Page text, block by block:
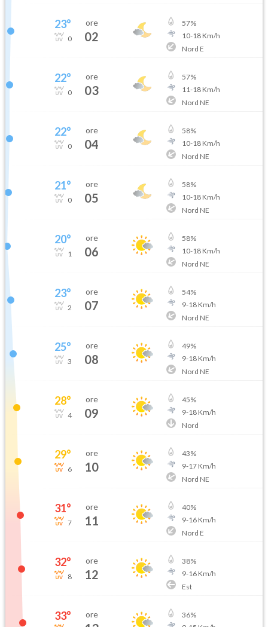
23°
0
ore
02
57%
10-18Km/h
Nord E
22°
0
ore
03
57%
11-18Km/h
Nord NE
22°
0
ore
04
58%
10-18Km/h
Nord NE
21°
0
ore
05
58%
10-18Km/h
Nord NE
20°
1
ore
06
58%
10-18Km/h
Nord NE
23°
2
ore
07
54%
9-18Km/h
Nord NE
25°
3
ore
08
49%
9-18Km/h
Nord NE
28°
4
ore
09
45%
9-18Km/h
Nord
29°
6
ore
10
43%
9-17Km/h
Nord NE
31°
7
ore
11
40%
9-16Km/h
Nord E
32°
8
ore
12
38%
9-16Km/h
Est
33° ore 36%